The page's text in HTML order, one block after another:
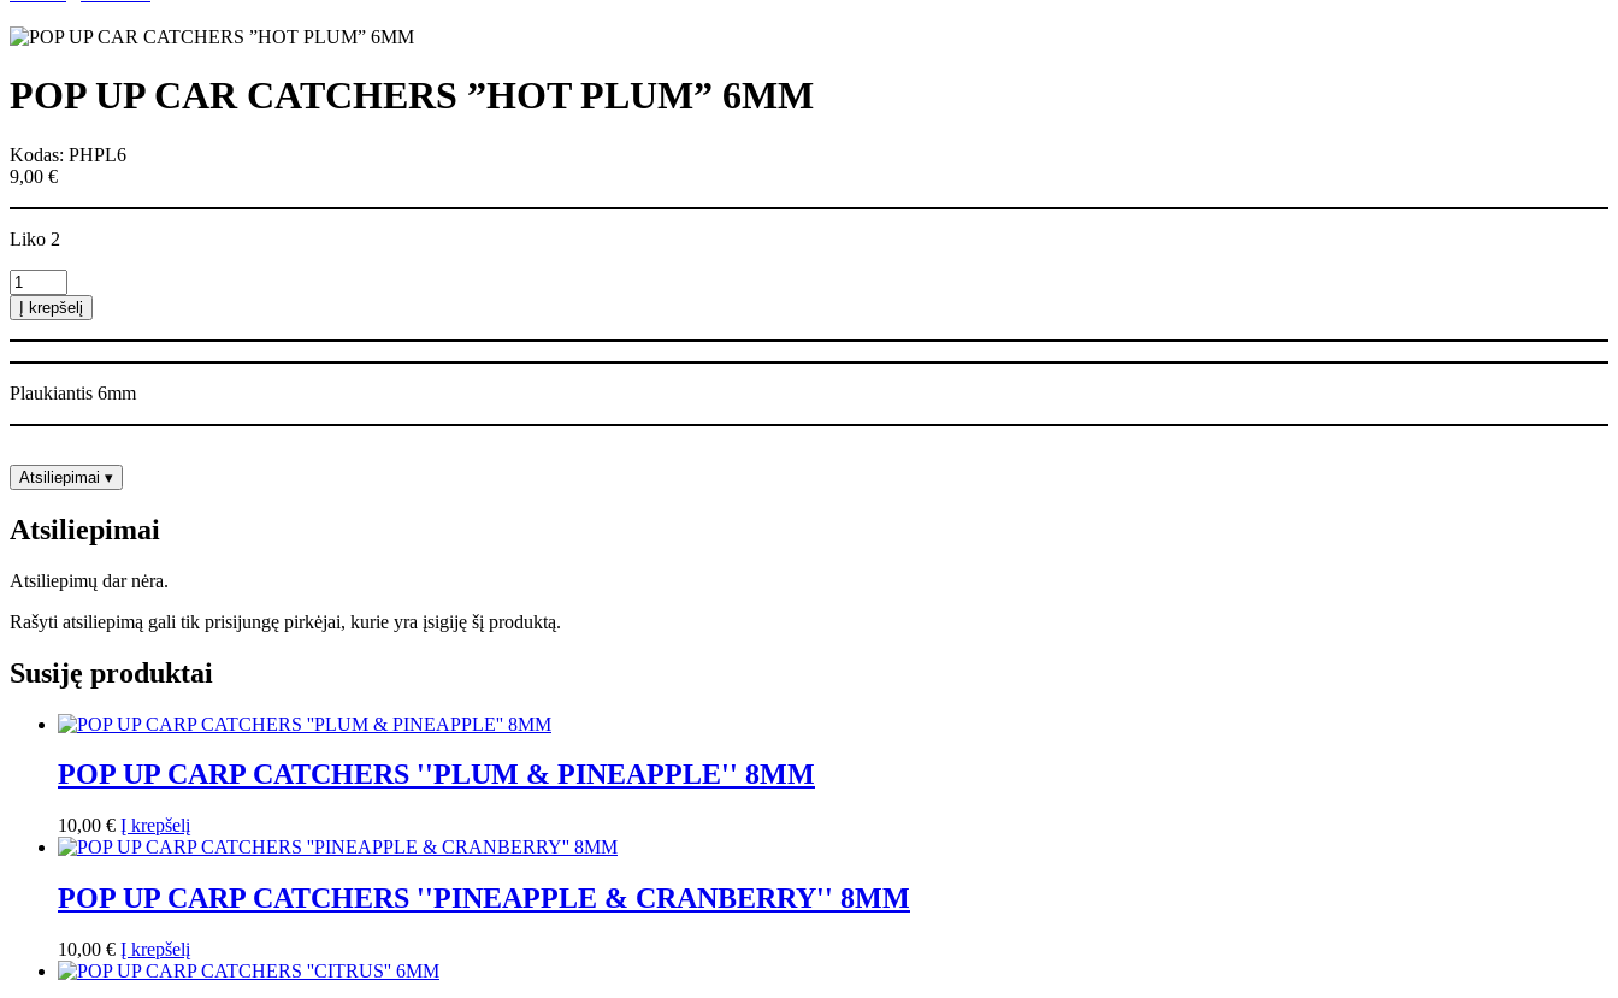
POP UP CAR CATCHERS ”HOT PLUM” 6MM
Kodas: PHPL6
9,00 €
Liko 2
produkto
kiekis:
POP
UP
CAR
CATCHERS
PLUM''
Į krepšelį
Plaukiantis 6mm
Atsiliepimai ▾
Atsiliepimai
Atsiliepimų dar nėra.
Rašyti atsiliepimą gali tik prisijungę pirkėjai, kurie yra įsigiję šį produktą.
Susiję produktai
POP UP CARP CATCHERS ''PLUM & PINEAPPLE'' 8MM
10,00 € Į krepšelį
POP UP CARP CATCHERS ''PINEAPPLE & CRANBERRY'' 8MM
10,00 € Į krepšelį